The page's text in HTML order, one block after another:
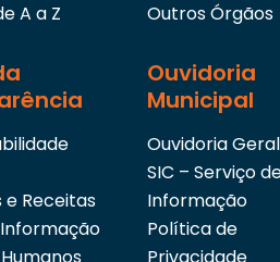
A a Z
Outros Órgãos
e Receitas
Ouvidoria
Municipal
Ouvidoria Geral
SIC – Serviço
Informação
Política de